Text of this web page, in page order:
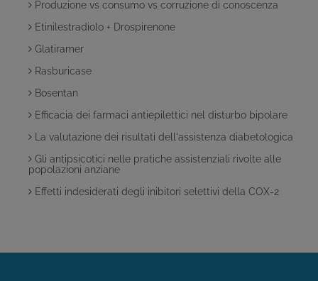
Produzione vs consumo vs corruzione di conoscenza
Etinilestradiolo + Drospirenone
Glatiramer
Rasburicase
Bosentan
Efficacia dei farmaci antiepilettici nel disturbo bipolare
La valutazione dei risultati dell'assistenza diabetologica
Gli antipsicotici nelle pratiche assistenziali rivolte alle
popolazioni anziane
Effetti indesiderati degli inibitori selettivi della COX-2